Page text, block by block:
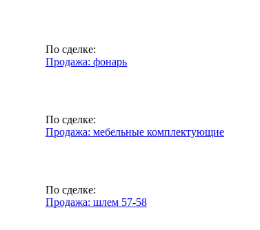
По сделке:
Продажа: фонарь
По сделке:
Продажа: мебельные комплектующие
По сделке:
Продажа: шлем 57-58